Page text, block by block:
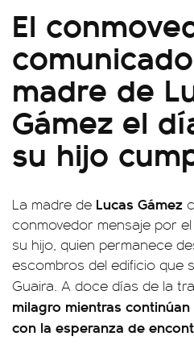
El
madre de
Gámez el
su hijo
La madre de Lucas Gámez
conmovedor mensaje por
su hijo, quien permanece
escombros del edificio que
Guaira. A doce días de la
milagro mientras
con la esperanza de